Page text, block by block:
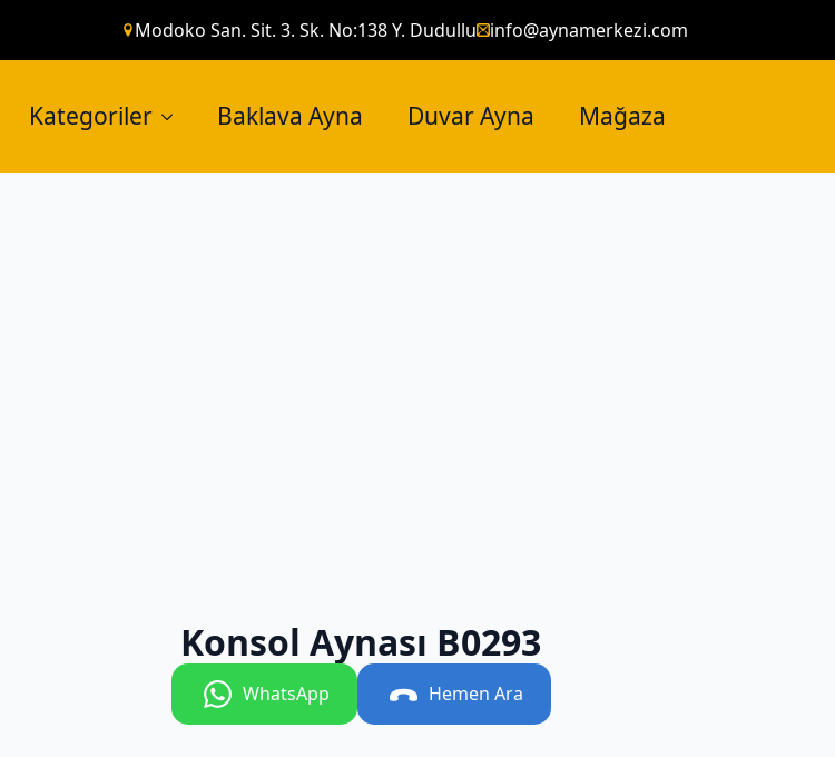
Modoko San. Sit. 3. Sk. No:138 Y. Dudullu info@aynamerkezi.com
Kategoriler Baklava Ayna Duvar Ayna Mağaza
Konsol Aynası B0293
WhatsApp Hemen Ara